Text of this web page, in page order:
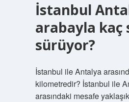
İstanbul
arabayla kaç
sürüyor?
İstanbul ile Antalya
kilometredir? İstanbul ile
arasındaki mesafe